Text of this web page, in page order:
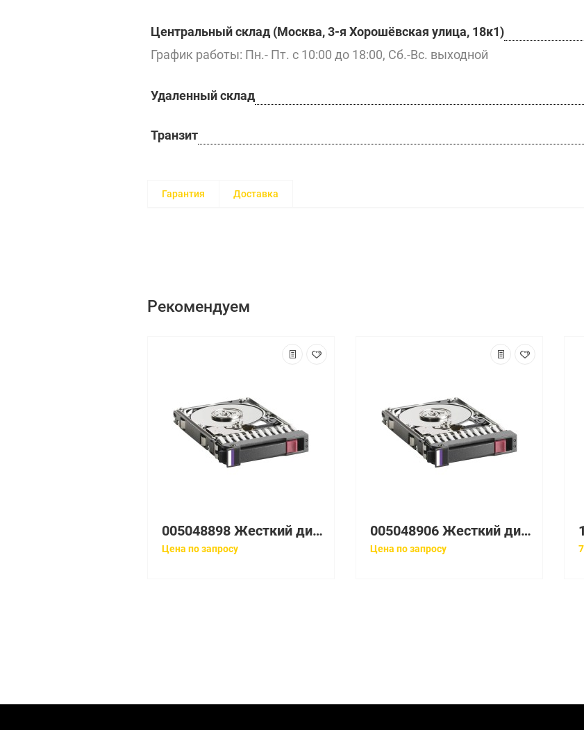
Центральный склад (Москва, 3-я Хорошёвская улица, 18к1)
График работы: Пн.- Пт. с 10:00 до 18:00, Сб.-Вс. выходной
Удаленный склад
Транзит
Гарантия Доставка
Рекомендуем
005048898 Жесткий диск EMC 005048898
Цена по запросу
005048906 Жесткий диск EMC Clariion 146Gb 15K 3.5'' Fibre Channel 4Gb/s
Цена по запросу